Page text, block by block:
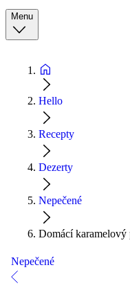
Menu
Hello
Recepty
Dezerty
Nepečené
Domácí karamelový
Nepečené